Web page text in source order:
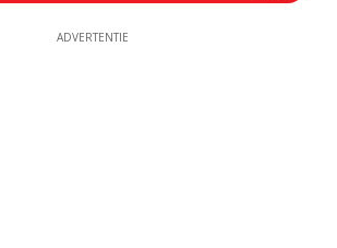
ADVERTENTIE